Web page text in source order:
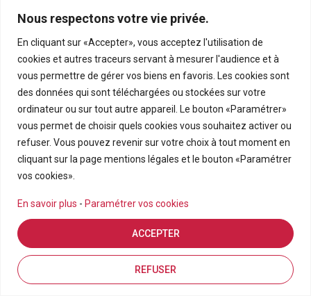
Nous respectons votre vie privée.
En cliquant sur «Accepter», vous acceptez l'utilisation de
cookies et autres traceurs servant à mesurer l'audience et à
vous permettre de gérer vos biens en favoris. Les cookies sont
des données qui sont téléchargées ou stockées sur votre
ordinateur ou sur tout autre appareil. Le bouton «Paramétrer»
vous permet de choisir quels cookies vous souhaitez activer ou
refuser. Vous pouvez revenir sur votre choix à tout moment en
cliquant sur la page mentions légales et le bouton «Paramétrer
vos cookies».
En savoir plus - Paramétrer vos cookies
REFUSER
ACCEPTER
Estimation en ligne
190 000€
Appartement T3 En Rez-De-Chaussée Avec Grand
BRAS PANON
3 69.21